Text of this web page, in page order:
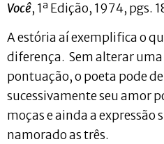
Você, 1ª Edição, 1974, pgs.
A estória aí exemplifica o
diferença. Sem alterar
pontuação, o poeta pode
sucessivamente seu amor
moças e ainda a expressão
namorado as três.